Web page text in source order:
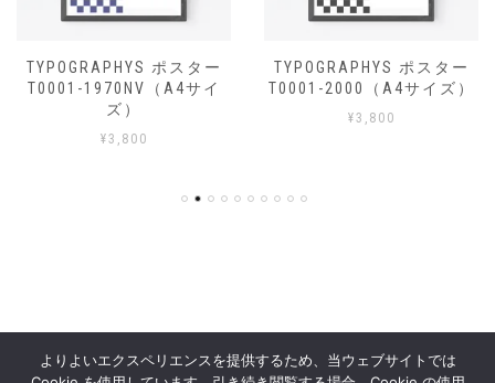
TYPOGRAPHYS ポスター
T0001-1970NV（A4サイ
ズ）
¥3,800
TYPOGRAPHYS ポスター
T0001-2000（A4サイズ）
¥3,800
よりよいエクスペリエンスを提供するため、当ウェブサイトでは